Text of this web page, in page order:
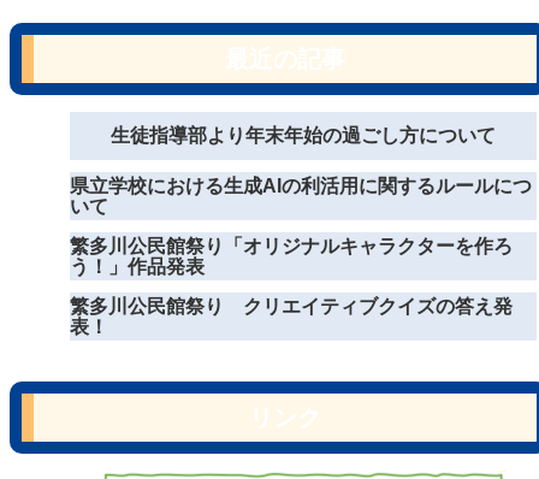
生徒指導部より年末年始の過ごし方について
県立学校における生成AIの利活用に関するルールにつ
いて
繁多川公民館祭り「オリジナルキャラクターを作ろ
う！」作品発表
繁多川公民館祭り クリエイティブクイズの答え発
表！